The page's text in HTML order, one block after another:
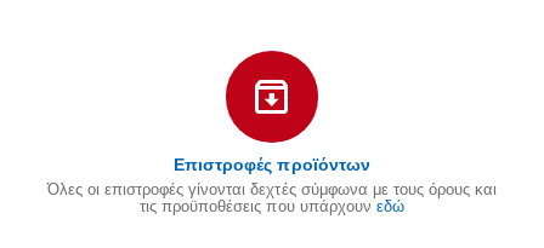
Επιστροφές προϊόντων
Όλες οι επιστροφές γίνονται δεχτές σύμφωνα με τους όρους και
τις προϋποθέσεις που υπάρχουν εδώ